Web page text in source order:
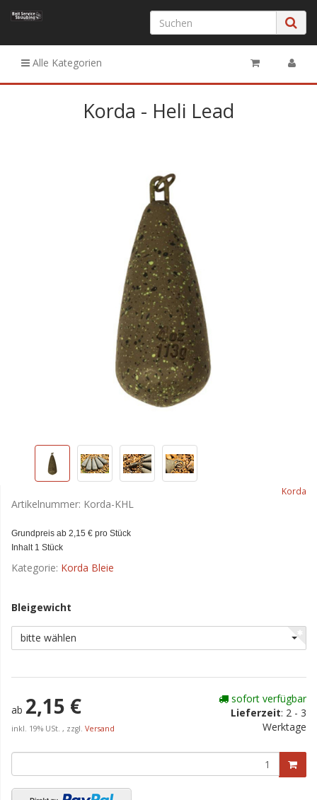
Alle Kategorien
Korda - Heli Lead
Korda
Artikelnummer: Korda-KHL
Grundpreis ab 2,15 € pro Stück
Inhalt 1 Stück
Kategorie: Korda Bleie
Bleigewicht
bitte wählen
ab 2,15 €
inkl. 19% USt. , zzgl. Versand
sofort verfügbar
Lieferzeit: 2 - 3
Werktage